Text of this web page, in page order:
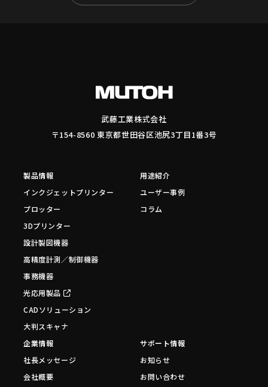
武藤工業株式会社
〒154-8560 東京都世田谷区池尻3丁目1番3号
製品情報
インクジェットプリンター
プロッター
3Dプリンター
設計製図機器
高精度計測／制御機器
事務機器
光応用製品
CADソリューション
大判スキャナ
用途紹介
ユーザー事例
コラム
企業情報
社長メッセージ
会社概要
サポート情報
お知らせ
お問い合わせ